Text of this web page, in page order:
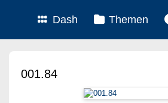
Dash Themen
001.84